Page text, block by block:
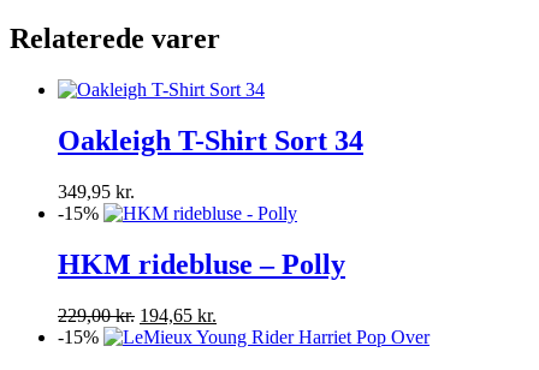
Relaterede varer
Oakleigh T-Shirt Sort 34
349,95 kr.
-15%
HKM ridebluse – Polly
229,00kr. Den
oprindelige
194,65 kr.
aktuelle
-15%